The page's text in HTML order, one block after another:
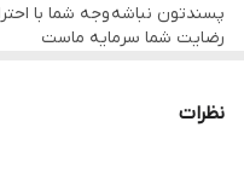
پسندتون نباشه وجه شما با
رضایت شما سرمایه ماست
از فلسطین اشعالی) پذیرفته
نظرات